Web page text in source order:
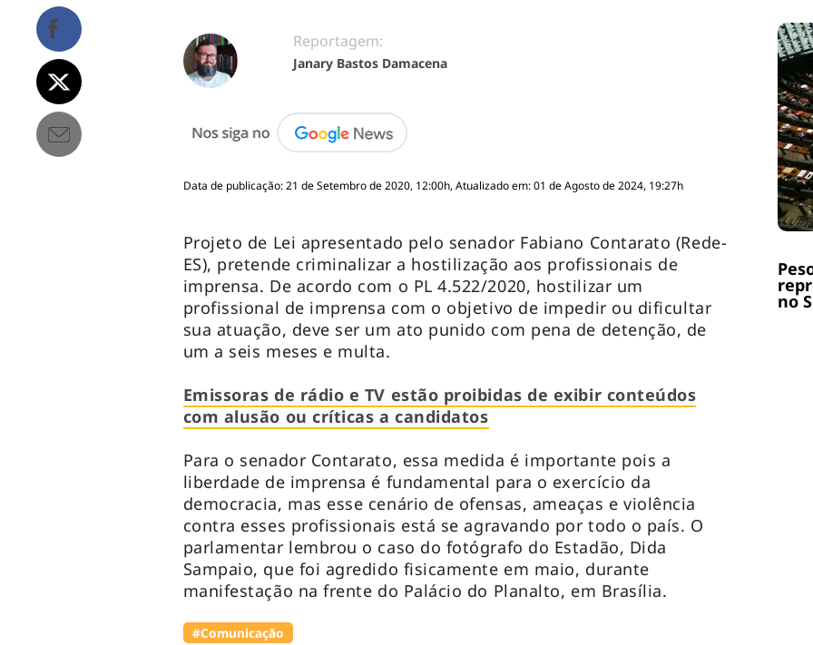
no
Reportagem:
Janary Bastos Damacena
Data de publicação: 21 de Setembro de 2020, 12:00h, Atualizado em: 01 de Agosto de 2024, 19:27h
Projeto de Lei apresentado pelo senador Fabiano Contarato (Rede-
ES), pretende criminalizar a hostilização aos profissionais de
imprensa. De acordo com o PL 4.522/2020, hostilizar um
profissional de imprensa com o objetivo de impedir ou dificultar
sua atuação, deve ser um ato punido com pena de detenção, de
um a seis meses e multa.
Emissoras de rádio e TV estão proibidas de exibir conteúdos
com alusão ou críticas a candidatos
Para o senador Contarato, essa medida é importante pois a
liberdade de imprensa é fundamental para o exercício da
democracia, mas esse cenário de ofensas, ameaças e violência
contra esses profissionais está se agravando por todo o país. O
parlamentar lembrou o caso do fotógrafo do Estadão, Dida
Sampaio, que foi agredido fisicamente em maio, durante
manifestação na frente do Palácio do Planalto, em Brasília.
#Comunicação